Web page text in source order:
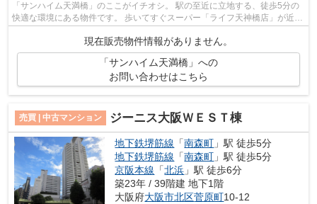
「サンハイム天満橋」のここがイチオシ。 駅の至近に立地する、徒歩5分の
快適な環境にある物件です。 歩いてすぐスーパー「ライフ天神橋店」が近い
現在販売物件情報がありません。
「サンハイム天満橋」への
お問い合わせはこちら
売買 | 中古マンション ジーニス大阪ＷＥＳＴ棟
地下鉄堺筋線 「南森町 」駅 徒歩5分
地下鉄堺筋線 「南森町 」駅 徒歩5分
京阪本線 「北浜 」駅 徒歩6分
築23年 / 39階建 地下1階
大阪府大阪市北区菅原町10-12